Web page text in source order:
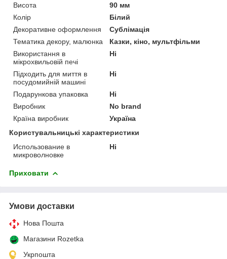
Висота
90 мм
Колір
Білий
Декоративне оформлення
Сублімація
Тематика декору, малюнка
Казки, кіно, мультфільми
Використання в
мікрохвильовій печі
Ні
Підходить для миття в
посудомийній машині
Ні
Подарункова упаковка
Ні
Виробник
No brand
Країна виробник
Україна
Користувальницькі характеристики
Использование в
микроволновке
Ні
Приховати
Умови доставки
Нова Пошта
Магазини Rozetka
Укрпошта